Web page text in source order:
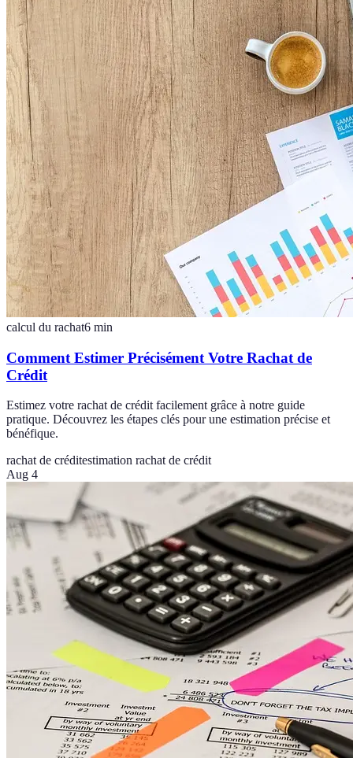
calcul du rachat6 min
Comment Estimer Précisément Votre Rachat de
Crédit
Estimez votre rachat de crédit facilement grâce à notre guide
pratique. Découvrez les étapes clés pour une estimation précise et
bénéfique.
rachat de créditestimation rachat de crédit
Aug 4